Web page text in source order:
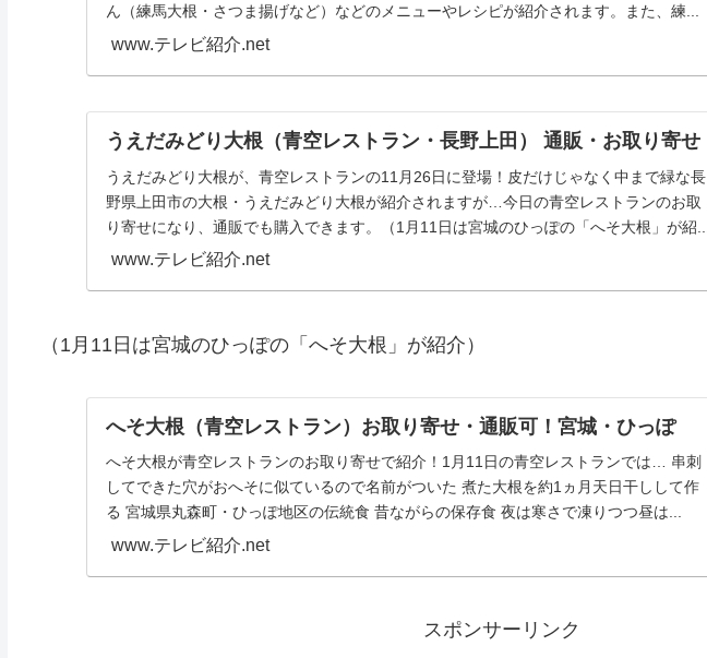
ん（練馬大根・さつま揚げなど）などのメニューやレシピが紹介されます。また、練...
www.テレビ紹介.net
うえだみどり大根（青空レストラン・長野上田） 通販・お取り寄せ
うえだみどり大根が、青空レストランの11月26日に登場！皮だけじゃなく中まで緑な長
野県上田市の大根・うえだみどり大根が紹介されますが…今日の青空レストランのお取
り寄せになり、通販でも購入できます。（1月11日は宮城のひっぽの「へそ大根」が紹...
www.テレビ紹介.net
（1月11日は宮城のひっぽの「へそ大根」が紹介）
へそ大根（青空レストラン）お取り寄せ・通販可！宮城・ひっぽ
へそ大根が青空レストランのお取り寄せで紹介！1月11日の青空レストランでは… 串刺
してできた穴がおへそに似ているので名前がついた 煮た大根を約1ヵ月天日干しして作
る 宮城県丸森町・ひっぽ地区の伝統食 昔ながらの保存食 夜は寒さで凍りつつ昼は...
www.テレビ紹介.net
スポンサーリンク